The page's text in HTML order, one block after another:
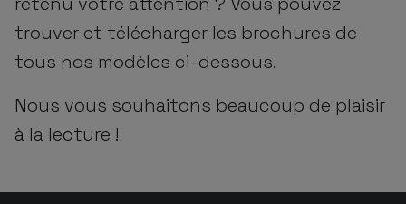
trouver et télécharger les brochures de
tous nos modèles ci-dessous.
Nous vous souhaitons beaucoup de plaisir
à la lecture !